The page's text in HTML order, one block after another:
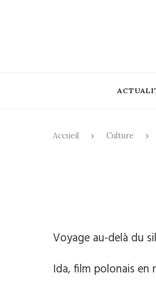
Accueil Culture
Voyage au-delà du
Ida, film polonais en